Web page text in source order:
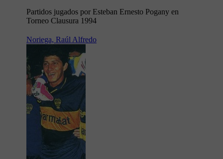
Partidos jugados por Esteban Ernesto Pogany en
Torneo Clausura 1994
Noriega, Raúl Alfredo